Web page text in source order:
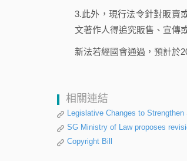
3.此外，現行法令針對販賣
文著作人得追究販售、宣傳
新法若經國會通過，預計於
相關連結
Legislative Changes to Strengthen
SG Ministry of Law proposes
Copyright Bill